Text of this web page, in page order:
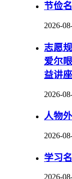
节俭
2026-
志愿
爱尔
益讲座
2026-
人物
2026-
学习
2026-